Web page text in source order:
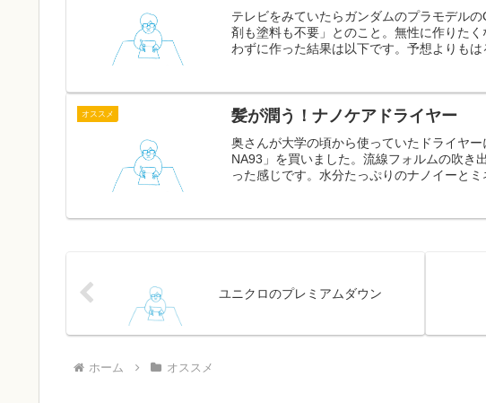
テレビをみていたらガンダムのプラモデル
剤も塗料も不要」とのこと。無性に作りた
わずに作った結果は以下です。予想よりもは
オススメ 髪が潤う！ナノケアドライヤー
奥さんが大学の頃から使っていたドライヤ
NA93」を買いました。流線フォルムの吹き
った感じです。水分たっぷりのナノイーと
ユニクロのプレミアムダウン
ホーム オススメ